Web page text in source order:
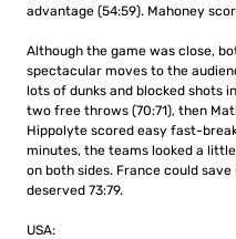
advantage (54:59). Mahoney
Although the game was close,
spectacular moves to the
lots of dunks and blocked shots
two free throws (70:71), then
Hippolyte scored easy fast-
minutes, the teams looked a
on both sides. France could
deserved 73:79.
USA: